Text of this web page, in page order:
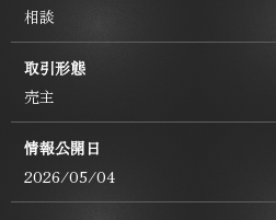
相談
取引形態
売主
情報公開日
2026/05/04